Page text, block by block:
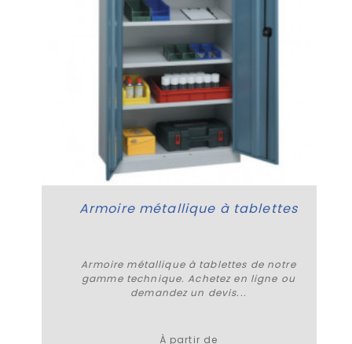
Armoire métallique à tablettes
Armoire métallique à tablettes de notre
gamme technique. Achetez en ligne ou
demandez un devis...
À partir de